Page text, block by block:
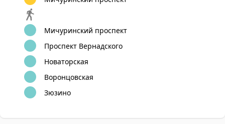
Мичуринский проспект
Проспект Вернадского
Новаторская
Воронцовская
Зюзино